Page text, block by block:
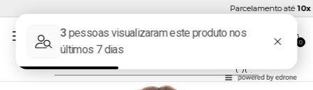
Parcelamento até10x
0